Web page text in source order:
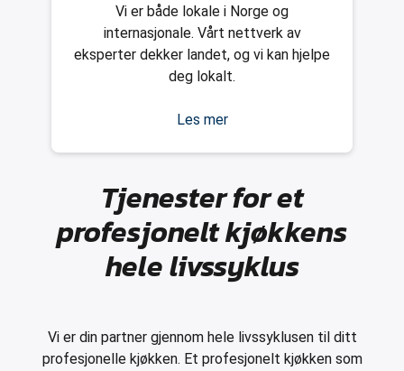
Vi er både lokale i Norge og
internasjonale. Vårt nettverk av
eksperter dekker landet, og vi kan hjelpe
deg lokalt.
Les mer
Tjenester for et
profesjonelt kjøkkens
hele livssyklus
Vi er din partner gjennom hele livssyklusen til ditt
profesjonelle kjøkken. Et profesjonelt kjøkken som